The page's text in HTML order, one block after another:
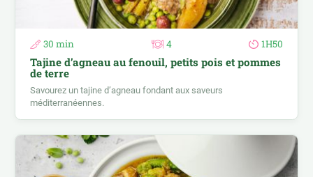
30 min 4 1H50
Tajine d’agneau au fenouil, petits pois et pommes
de terre
Savourez un tajine d’agneau fondant aux saveurs
méditerranéennes.